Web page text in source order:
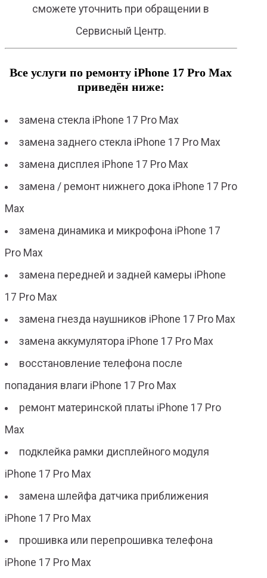
сможете уточнить при обращении в
Сервисный Центр.
Все услуги по ремонту iPhone 17 Pro Max
приведён ниже:
замена стекла iPhone 17 Pro Max
замена заднего стекла iPhone 17 Pro Max
замена дисплея iPhone 17 Pro Max
замена / ремонт нижнего дока iPhone 17 Pro
Max
замена динамика и микрофона iPhone 17
Pro Max
замена передней и задней камеры iPhone
17 Pro Max
замена гнезда наушников iPhone 17 Pro Max
замена аккумулятора iPhone 17 Pro Max
восстановление телефона после
попадания влаги iPhone 17 Pro Max
ремонт материнской платы iPhone 17 Pro
Max
подклейка рамки дисплейного модуля
iPhone 17 Pro Max
замена шлейфа датчика приближения
iPhone 17 Pro Max
прошивка или перепрошивка телефона
iPhone 17 Pro Max